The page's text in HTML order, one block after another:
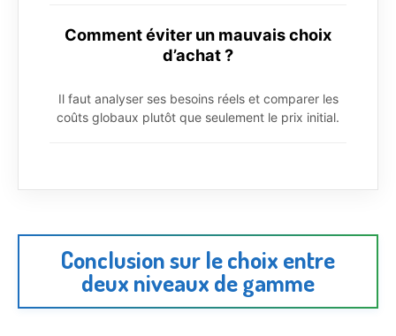
Comment éviter un mauvais choix
d’achat ?
Il faut analyser ses besoins réels et comparer les
coûts globaux plutôt que seulement le prix initial.
Conclusion sur le choix entre
deux niveaux de gamme